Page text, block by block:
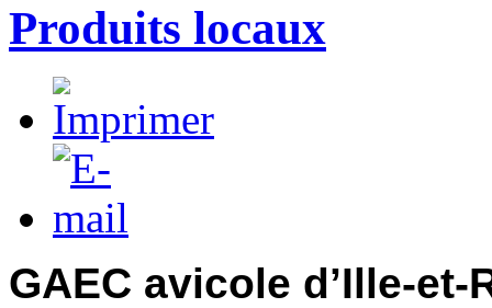
Produits locaux
GAEC avicole d’Ille-et-